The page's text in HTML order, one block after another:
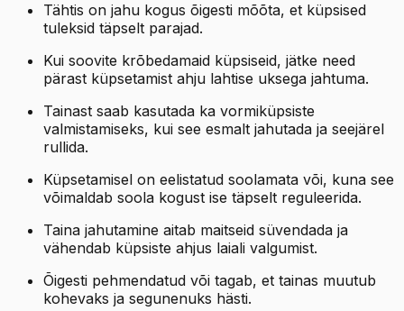
Tähtis on jahu kogus õigesti mõõta, et küpsised
tuleksid täpselt parajad.
Kui soovite krõbedamaid küpsiseid, jätke need
pärast küpsetamist ahju lahtise uksega jahtuma.
Tainast saab kasutada ka vormiküpsiste
valmistamiseks, kui see esmalt jahutada ja seejärel
rullida.
Küpsetamisel on eelistatud soolamata või, kuna see
võimaldab soola kogust ise täpselt reguleerida.
Taina jahutamine aitab maitseid süvendada ja
vähendab küpsiste ahjus laiali valgumist.
Õigesti pehmendatud või tagab, et tainas muutub
kohevaks ja segunenuks hästi.